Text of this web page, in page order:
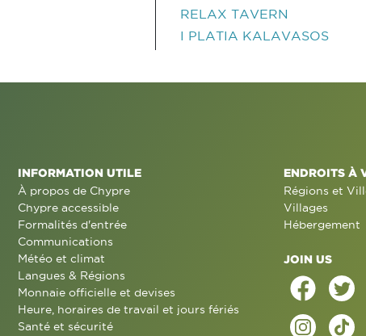
RELAX TAVERN
I PLATIA KALAVASOS
INFORMATION UTILE
À propos de Chypre
Chypre accessible
Formalités d'entrée
Communications
Météo et climat
Langues & Régions
Monnaie officielle et devises
Heure, horaires de travail et jours fériés
Santé et sécurité
ENDROITS À
Régions et
Villages
Hébergement
JOIN US